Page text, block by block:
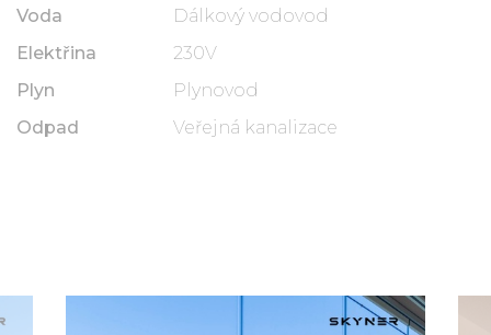
Voda
Dálkový vodovod
Elektřina
230V
Plyn
Plynovod
Odpad
Veřejná kanalizace